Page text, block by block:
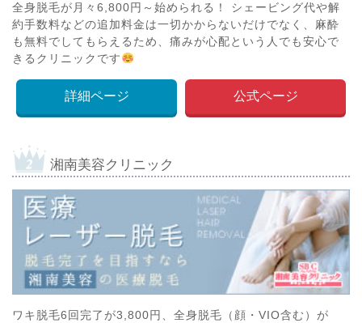
全身脱毛が月々6,800円～始められる！ シェービング代や解
約手数料などの追加料金は一切かからないだけでなく、麻酔
も無料でしてもらえるため、痛みが心配という人でも安心で
きるクリニックです
詳細ページ 公式ページ
湘南美容クリニック
ワキ脱毛6回完了が3,800円、全身脱毛（顔・VIO含む）が